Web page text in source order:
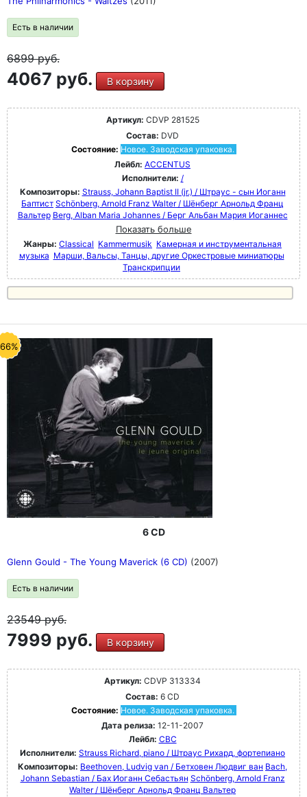
Есть в наличии
6899руб.
4067 руб. В корзину
Артикул: CDVP 281525
Состав: DVD
Состояние: Новое. Заводская упаковка.
Лейбл: ACCENTUS
Исполнители: /
Композиторы: Strauss, Johann Baptist II (jr.) / Штраус - сын Иоганн
Баптист Schönberg, Arnold Franz Walter / Шёнберг Арнольд Франц
Вальтер Berg, Alban Maria Johannes / Берг Альбан Мария Иоганнес
Показать больше
Жанры: Classical Kammermusik Камерная и инструментальная
музыка Марши, Вальсы, Танцы, другие Оркестровые миниатюры
Транскрипции
6 CD
Glenn Gould - The Young Maverick (6 CD) (2007)
Есть в наличии
23549руб.
7999 руб. В корзину
Артикул: CDVP 313334
Состав: 6 CD
Состояние: Новое. Заводская упаковка.
Дата релиза: 12-11-2007
Лейбл: CBC
Исполнители: Strauss Richard, piano / Штраус Рихард, фортепиано
Композиторы: Beethoven, Ludvig van / Бетховен Людвиг ван Bach,
Johann Sebastian / Бах Иоганн Себастьян Schönberg, Arnold Franz
Walter / Шёнберг Арнольд Франц Вальтер